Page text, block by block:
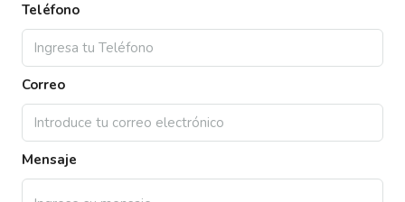
Teléfono
Correo
Mensaje